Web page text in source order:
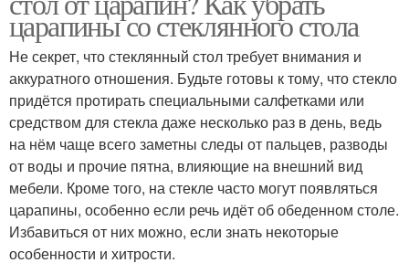
царапины со стеклянного стола
Не секрет, что стеклянный стол требует внимания и
аккуратного отношения. Будьте готовы к тому, что стекло
придётся протирать специальными салфетками или
средством для стекла даже несколько раз в день, ведь
на нём чаще всего заметны следы от пальцев, разводы
от воды и прочие пятна, влияющие на внешний вид
мебели. Кроме того, на стекле часто могут появляться
царапины, особенно если речь идёт об обеденном столе.
Избавиться от них можно, если знать некоторые
особенности и хитрости.